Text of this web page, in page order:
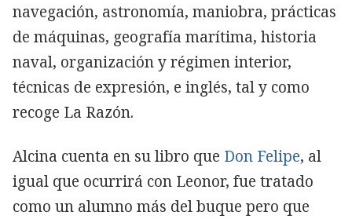
navegación, astronomía, maniobra, prácticas
de máquinas, geografía marítima, historia
naval, organización y régimen interior,
técnicas de expresión, e inglés, tal y como
recoge La Razón.
Alcina cuenta en su libro que Don Felipe, al
igual que ocurrirá con Leonor, fue tratado
como un alumno más del buque pero que